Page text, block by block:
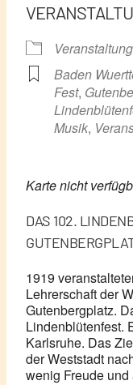
Baden
Fest,
Musik,
Karte nicht
DAS 102.
1919
Lehrerschaft der
Gutenbergplatz.
Lindenblütenfest.
Karlsruhe. Das
der Weststadt
wenig Freude